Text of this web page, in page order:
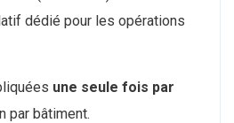
dédié pour les opérations
une seule fois par
par bâtiment.